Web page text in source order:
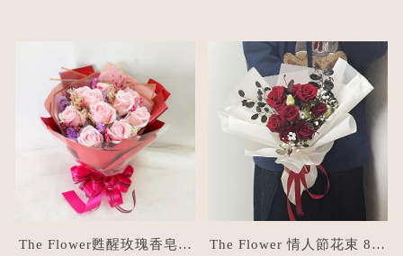
The Flower甦醒玫瑰香皂花
The Flower 情人節花束 8朵